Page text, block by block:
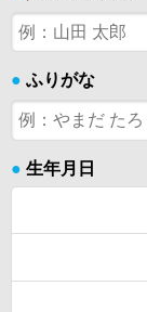
● ふりがな
● 生年月日